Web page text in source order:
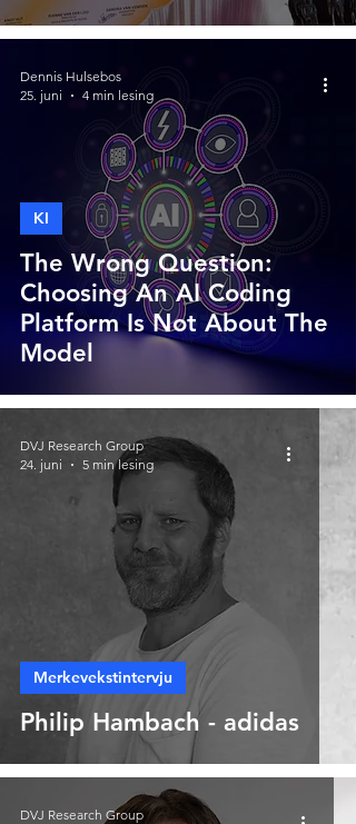
The Wrong Question:
Choosing An AI Coding
Platform Is Not About The
Model
KI
Dennis Hulsebos
25. juni
4 min lesing
Philip Hambach - adidas
Merkevekstintervju
DVJ Research Group
24. juni
5 min lesing
DVJ Research Group